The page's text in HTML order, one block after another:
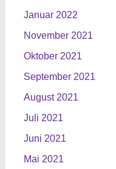
Januar 2022
November 2021
Oktober 2021
September 2021
August 2021
Juli 2021
Juni 2021
Mai 2021